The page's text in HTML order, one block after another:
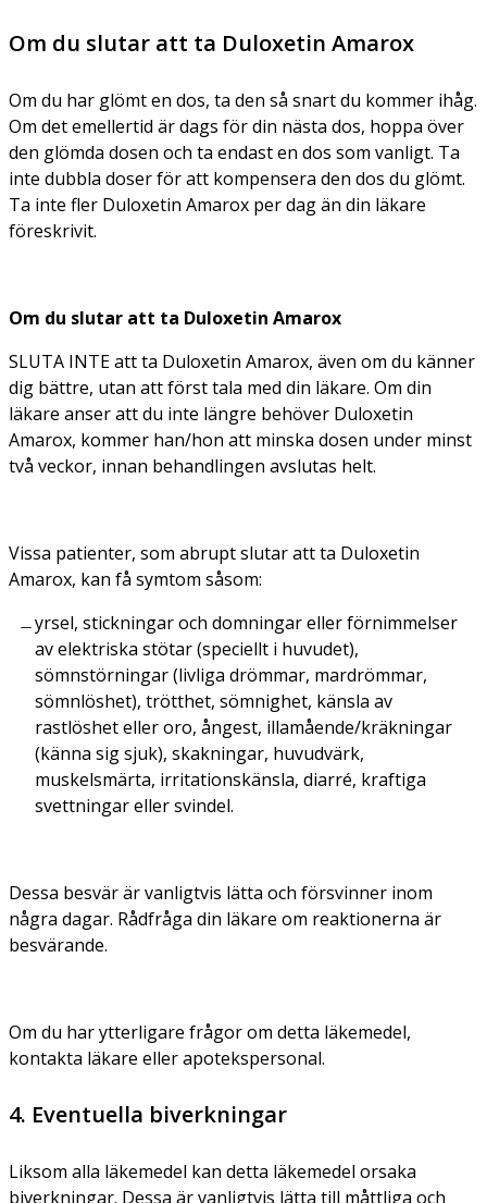
Om du slutar att ta Duloxetin Amarox
Om du har glömt en dos, ta den så snart du kommer ihåg.
Om det emellertid är dags för din nästa dos, hoppa över
den glömda dosen och ta endast en dos som vanligt. Ta
inte dubbla doser för att kompensera den dos du glömt.
Ta inte fler Duloxetin Amarox per dag än din läkare
föreskrivit.
Om du slutar att ta Duloxetin Amarox
SLUTA INTE att ta Duloxetin Amarox, även om du känner
dig bättre, utan att först tala med din läkare. Om din
läkare anser att du inte längre behöver Duloxetin
Amarox, kommer han/hon att minska dosen under minst
två veckor, innan behandlingen avslutas helt.
Vissa patienter, som abrupt slutar att ta Duloxetin
Amarox, kan få symtom såsom:
yrsel, stickningar och domningar eller förnimmelser
av elektriska stötar (speciellt i huvudet),
sömnstörningar (livliga drömmar, mardrömmar,
sömnlöshet), trötthet, sömnighet, känsla av
rastlöshet eller oro, ångest, illamående/kräkningar
(känna sig sjuk), skakningar, huvudvärk,
muskelsmärta, irritationskänsla, diarré, kraftiga
svettningar eller svindel.
Dessa besvär är vanligtvis lätta och försvinner inom
några dagar. Rådfråga din läkare om reaktionerna är
besvärande.
Om du har ytterligare frågor om detta läkemedel,
kontakta läkare eller apotekspersonal.
4. Eventuella biverkningar
Liksom alla läkemedel kan detta läkemedel orsaka
biverkningar. Dessa är vanligtvis lätta till måttliga och